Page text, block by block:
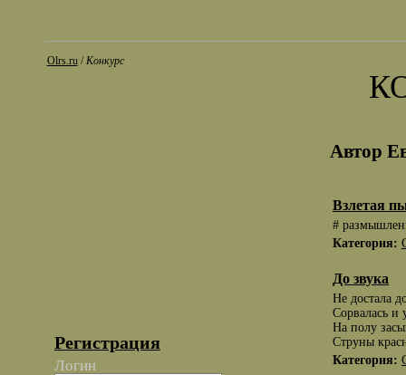
Olrs.ru/Конкурс
Регистрация
Логин
Автор
Взлетая
#
Категория:
До звука
Не достала
Сорвалась и
На полу
Струны
Категория: